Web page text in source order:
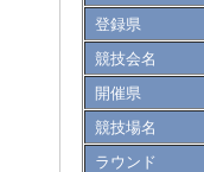
登録県
競技会名
開催県
競技場名
ラウンド